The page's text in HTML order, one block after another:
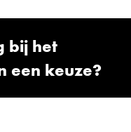
bij het
een keuze?